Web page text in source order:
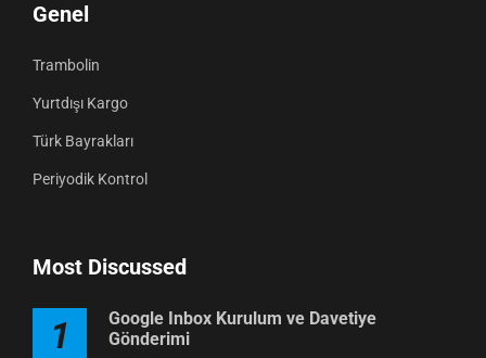
Genel
Trambolin
Yurtdışı Kargo
Türk Bayrakları
Periyodik Kontrol
Most Discussed
1
Google Inbox Kurulum ve Davetiye
Gönderimi